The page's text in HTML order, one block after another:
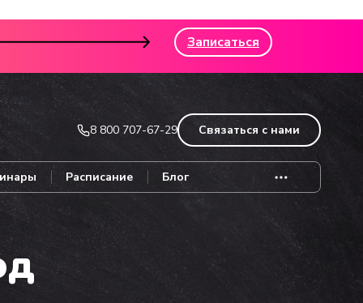
Записаться
8 800 707-67-29 Связаться с нами
Расписание Блог